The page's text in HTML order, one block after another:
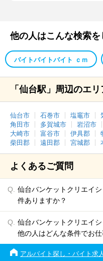
他の人はこんな検索
バイトバイトバイト ｃｍ
「仙台駅」周辺のエリ
仙台市 石巻市 塩竈市
角田市
多賀城市 岩沼市
大崎市
富谷市 伊具郡
柴田郡
遠田郡 宮城郡
よくあるご質問
仙台バンケットクリエイ
件ありますか？
仙台バンケットクリエイ
他の人はどんな条件でお
アルバイト探し・バイト求